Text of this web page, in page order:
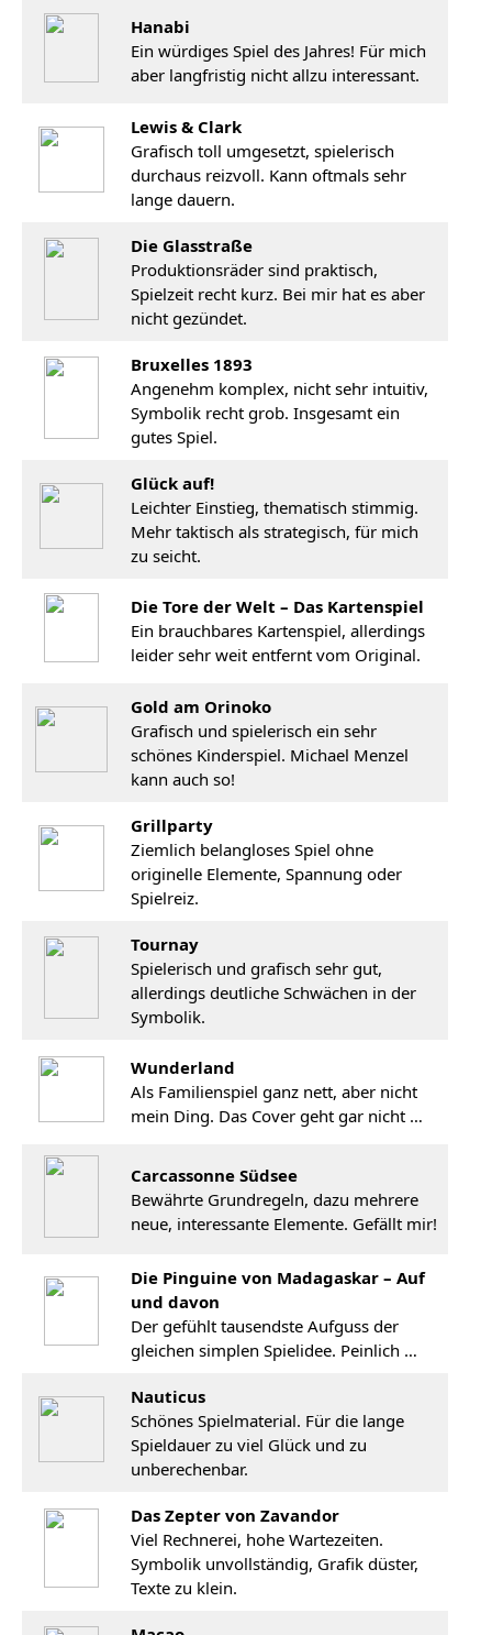
Hanabi
Ein würdiges Spiel des Jahres! Für mich
aber langfristig nicht allzu interessant.
Lewis & Clark
Grafisch toll umgesetzt, spielerisch
durchaus reizvoll. Kann oftmals sehr
lange dauern.
Die Glasstraße
Produktionsräder sind praktisch,
Spielzeit recht kurz. Bei mir hat es aber
nicht gezündet.
Bruxelles 1893
Angenehm komplex, nicht sehr intuitiv,
Symbolik recht grob. Insgesamt ein
gutes Spiel.
Glück auf!
Leichter Einstieg, thematisch stimmig.
Mehr taktisch als strategisch, für mich
zu seicht.
Die Tore der Welt – Das Kartenspiel
Ein brauchbares Kartenspiel, allerdings
leider sehr weit entfernt vom Original.
Gold am Orinoko
Grafisch und spielerisch ein sehr
schönes Kinderspiel. Michael Menzel
kann auch so!
Grillparty
Ziemlich belangloses Spiel ohne
originelle Elemente, Spannung oder
Spielreiz.
Tournay
Spielerisch und grafisch sehr gut,
allerdings deutliche Schwächen in der
Symbolik.
Wunderland
Als Familienspiel ganz nett, aber nicht
mein Ding. Das Cover geht gar nicht …
Carcassonne Südsee
Bewährte Grundregeln, dazu mehrere
neue, interessante Elemente. Gefällt mir!
Die Pinguine von Madagaskar – Auf
und davon
Der gefühlt tausendste Aufguss der
gleichen simplen Spielidee. Peinlich …
Nauticus
Schönes Spielmaterial. Für die lange
Spieldauer zu viel Glück und zu
unberechenbar.
Das Zepter von Zavandor
Viel Rechnerei, hohe Wartezeiten.
Symbolik unvollständig, Grafik düster,
Texte zu klein.